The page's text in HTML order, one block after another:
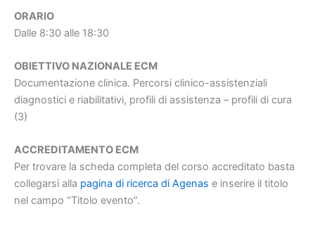
ORARIO
Dalle 8:30 alle 18:30
OBIETTIVO NAZIONALE ECM
Documentazione clinica. Percorsi clinico-assistenziali
diagnostici e riabilitativi, profili di assistenza – profili di cura
(3)
ACCREDITAMENTO ECM
Per trovare la scheda completa del corso accreditato basta
collegarsi alla pagina di ricerca di Agenas e inserire il titolo
nel campo “Titolo evento”.